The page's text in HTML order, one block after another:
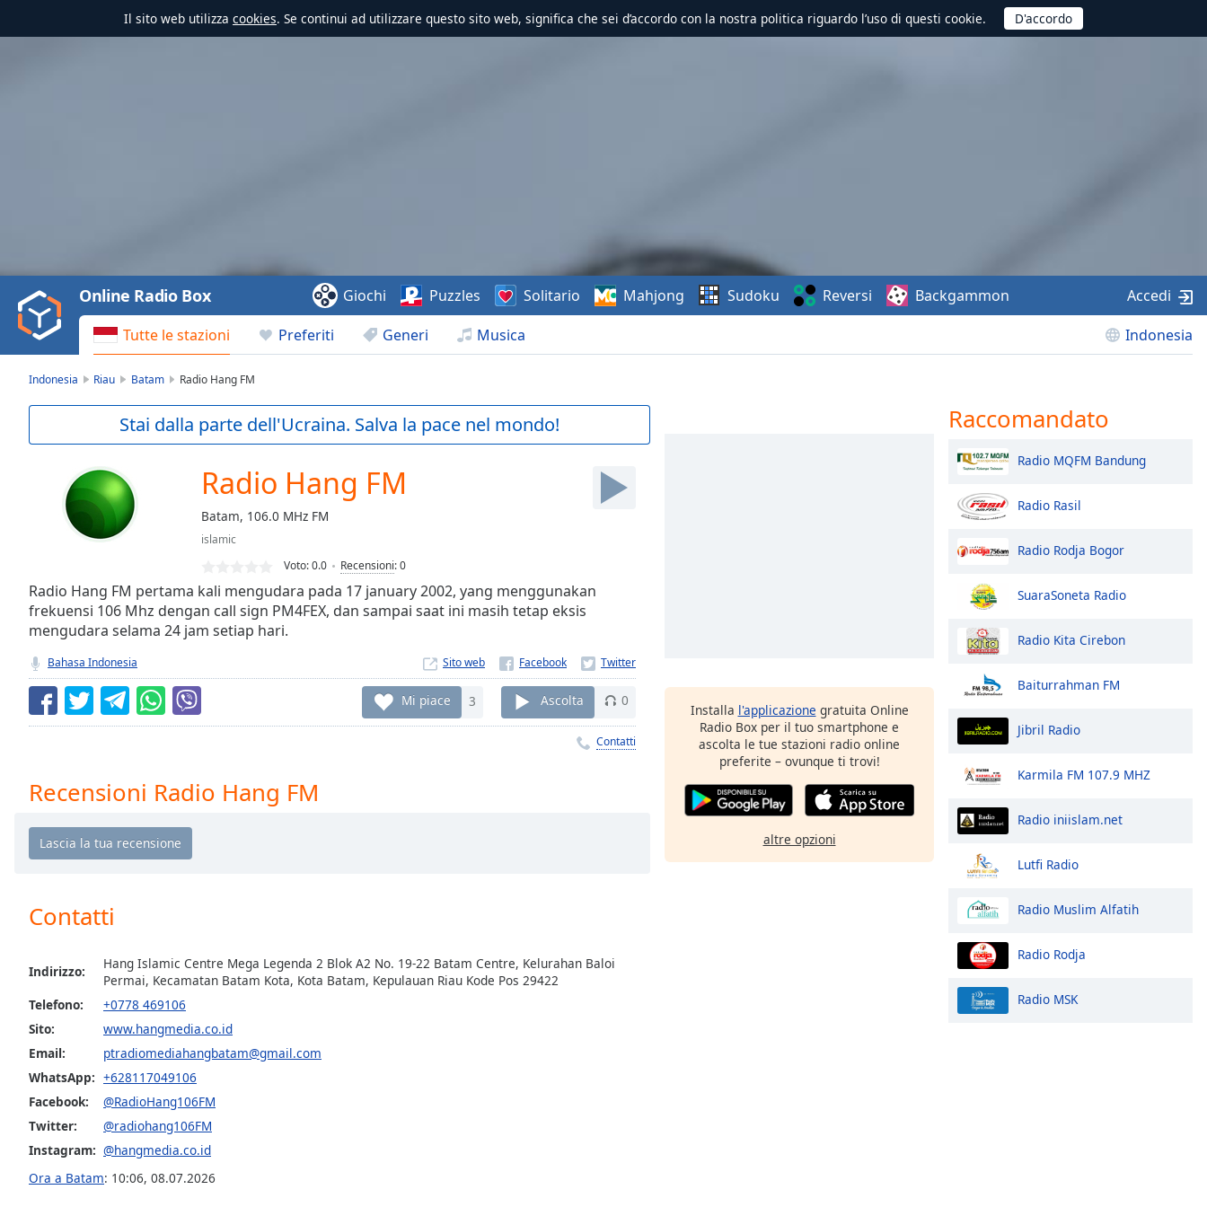
Il sito web utilizza cookies. Se continui ad utilizzare questo sito web, significa che sei d’accordo con la nostra politica riguardo l’uso di questi cookie.
Video
Play
Backward
Skip
Current
Seek to
currently
behind
Remaining
Time-
Chapters
descriptions
subtitles
opens
subtitles
settings
dialog
off,
selected
Tutte le stazioni Preferiti Generi Musica Indonesia
Online Radio Box Giochi Puzzles Solitario Mahjong Sudoku Reversi Backgammon Accedi
Indonesia Riau Batam Radio Hang FM
Stai dalla parte dell'Ucraina. Salva la pace nel mondo!
Radio Hang FM
Batam, 106.0 MHz FM
islamic
Voto:0.0 Recensioni:0
Radio Hang FM pertama kali mengudara pada 17 january 2002, yang menggunakan
frekuensi 106 Mhz dengan call sign PM4FEX, dan sampai saat ini masih tetap eksis
mengudara selama 24 jam setiap hari.
Bahasa Indonesia Sito web
Mi piace 3 Ascolta 0
Contatti
Recensioni Radio Hang FM
Contatti
Indirizzo:
Hang Islamic Centre Mega Legenda 2 Blok A2 No. 19-22 Batam Centre, Kelurahan Baloi
Permai, Kecamatan Batam Kota, Kota Batam, Kepulauan Riau Kode Pos 29422
Telefono:
+0778 469106
Sito:
www.hangmedia.co.id
Email:
ptradiomediahangbatam@gmail.com
WhatsApp: +628117049106
Facebook:
@RadioHang106FM
Twitter:
@radiohang106FM
Instagram: @hangmedia.co.id
Ora a Batam: 10:06, 08.07.2026
Installa l'applicazione gratuita Online
Radio Box per il tuo smartphone e
ascolta le tue stazioni radio online
preferite – ovunque ti trovi!
altre opzioni
Raccomandato
Radio MQFM Bandung
Radio Rasil
Radio Rodja Bogor
SuaraSoneta Radio
Radio Kita Cirebon
Baiturrahman FM
Jibril Radio
Karmila FM 107.9 MHZ
Radio iniislam.net
Lutfi Radio
Radio Muslim Alfatih
Radio Rodja
Radio MSK